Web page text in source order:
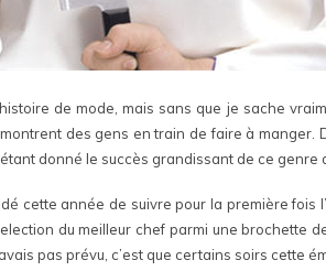
de mode, mais sans que je sache
des gens en train de faire à manger.
donné le succès grandissant de ce genre
cette année de suivre pour la première fois
du meilleur chef parmi une brochette
pas prévu, c’est que certains soirs cette